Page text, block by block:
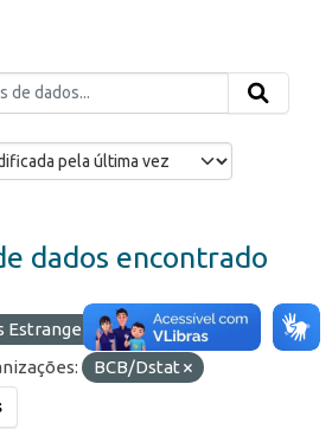
dados encontrado
Estrangeiros
RDE
BCB/Dstat